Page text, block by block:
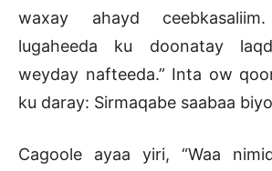
waxay ahayd
lugaheeda ku doonatay
weyday nafteeda.” Inta ow
ku daray: Sirmaqabe saabaa
Cagoole ayaa yiri, “Waa